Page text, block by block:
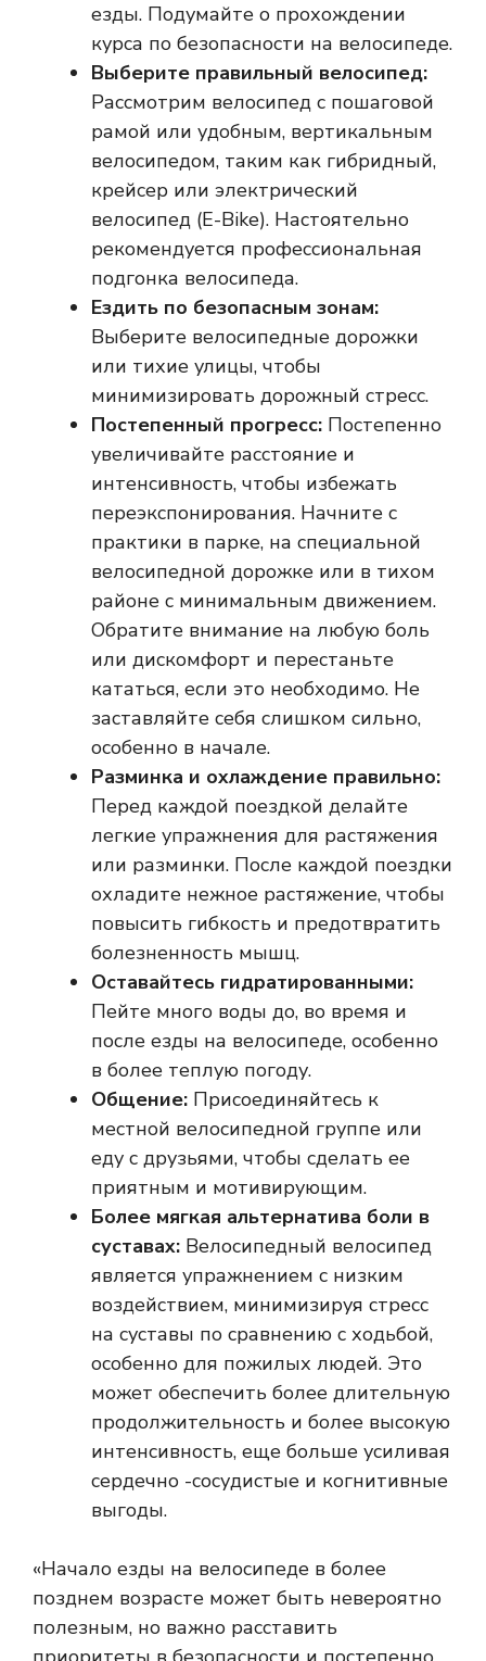
езды. Подумайте о прохождении
курса по безопасности на велосипеде.
Выберите правильный велосипед:
Рассмотрим велосипед с пошаговой
рамой или удобным, вертикальным
велосипедом, таким как гибридный,
крейсер или электрический
велосипед (E-Bike). Настоятельно
рекомендуется профессиональная
подгонка велосипеда.
Ездить по безопасным зонам:
Выберите велосипедные дорожки
или тихие улицы, чтобы
минимизировать дорожный стресс.
Постепенный прогресс: Постепенно
увеличивайте расстояние и
интенсивность, чтобы избежать
переэкспонирования. Начните с
практики в парке, на специальной
велосипедной дорожке или в тихом
районе с минимальным движением.
Обратите внимание на любую боль
или дискомфорт и перестаньте
кататься, если это необходимо. Не
заставляйте себя слишком сильно,
особенно в начале.
Разминка и охлаждение правильно:
Перед каждой поездкой делайте
легкие упражнения для растяжения
или разминки. После каждой поездки
охладите нежное растяжение, чтобы
повысить гибкость и предотвратить
болезненность мышц.
Оставайтесь гидратированными:
Пейте много воды до, во время и
после езды на велосипеде, особенно
в более теплую погоду.
Общение: Присоединяйтесь к
местной велосипедной группе или
еду с друзьями, чтобы сделать ее
приятным и мотивирующим.
Более мягкая альтернатива боли в
суставах: Велосипедный велосипед
является упражнением с низким
воздействием, минимизируя стресс
на суставы по сравнению с ходьбой,
особенно для пожилых людей. Это
может обеспечить более длительную
продолжительность и более высокую
интенсивность, еще больше усиливая
сердечно -сосудистые и когнитивные
выгоды.
«Начало езды на велосипеде в более
позднем возрасте может быть невероятно
полезным, но важно расставить